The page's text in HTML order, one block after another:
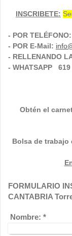
INSCRIBETE:
- POR
- POR E-Mail:
- RELLENANDO
- WHATSAPP 619
Obtén el
Bolsa de trabajo
FORMULARIO
CANTABRIA
Nombre: *